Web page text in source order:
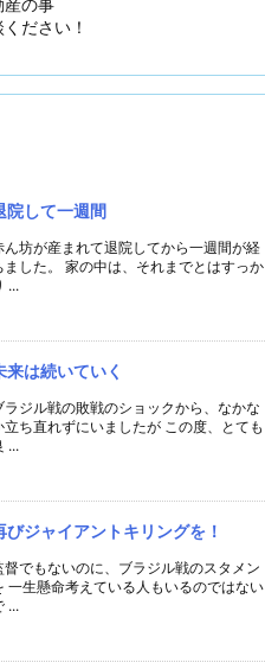
産の事
ださい！
院して一週間
ん坊が産まれて退院してから一週間が経
ました。 家の中は、それまでとはすっか
...
来は続いていく
ラジル戦の敗戦のショックから、なかな
立ち直れずにいましたが この度、とても
...
びジャイアントキリングを！
督でもないのに、ブラジル戦のスタメン
一生懸命考えている人もいるのではない
...